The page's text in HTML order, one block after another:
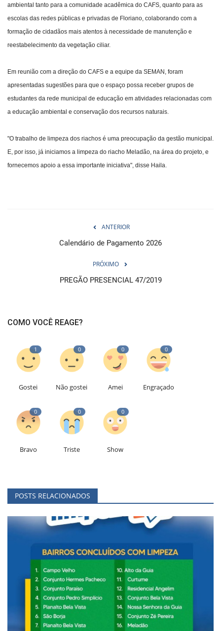
ambiental tanto para a comunidade acadêmica do CAFS, quanto para as
escolas das redes públicas e privadas de Floriano, colaborando com a
formação de cidadãos mais atentos à necessidade de manutenção e
reestabelecimento da vegetação ciliar.
Em reunião com a direção do CAFS e a equipe da SEMAN, foram
apresentadas sugestões para que o espaço possa receber grupos de
estudantes da rede municipal de educação em atividades relacionadas com
a educação ambiental e conservação dos recursos naturais.
"O trabalho de limpeza dos riachos é uma preocupação da gestão municipal.
E, por isso, já iniciamos a limpeza do riacho Meladão, na área do projeto, e
fornecemos apoio a essa importante iniciativa", disse Haila.
ANTERIOR
Calendário de Pagamento 2026
PRÓXIMO
PREGÃO PRESENCIAL 47/2019
COMO VOCÊ REAGE?
1
Gostei
0
Não gostei
0
Amei
0
Engraçado
0
Bravo
0
Triste
0
Show
POSTS RELACIONADOS